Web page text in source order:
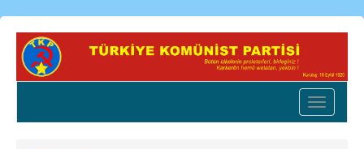
Ana
içeriğe
Toggle